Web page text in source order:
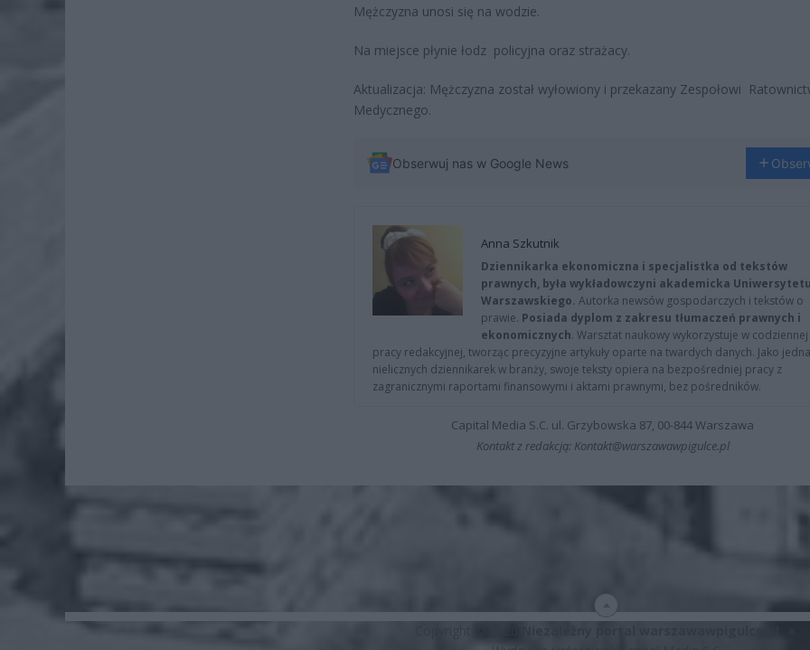
Mężczyzna unosi się na wodzie.
Na miejsce płynie łodz policyjna oraz strażacy.
Aktualizacja: Mężczyzna został wyłowiony i przekazany Zespołowi
Medycznego.
Obserwuj nas w Google News
Anna Szkutnik
Dziennikarka ekonomiczna i specjalistka od tekstów
prawnych, była wykładowczyni akademicka
Warszawskiego. Autorka newsów gospodarczych i tekstów o
prawie. Posiada dyplom z zakresu tłumaczeń prawnych i
ekonomicznych. Warsztat naukowy wykorzystuje w codziennej
pracy redakcyjnej, tworząc precyzyjne artykuły oparte na twardych danych. Jako
nielicznych dziennikarek w branży, swoje teksty opiera na bezpośredniej pracy z
zagranicznymi raportami finansowymi i aktami prawnymi, bez pośredników.
Capital Media S.C. ul. Grzybowska 87, 00-844 Warszawa
Kontakt z redakcją: Kontakt@warszawawpigulce.pl